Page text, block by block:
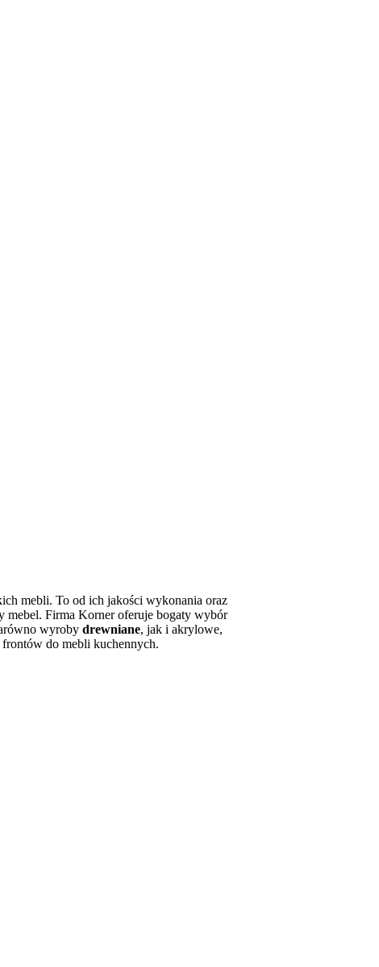
mebli. To od ich jakości wykonania oraz
mebel. Firma Korner oferuje bogaty wybór
wyroby drewniane, jak i akrylowe,
do mebli kuchennych.